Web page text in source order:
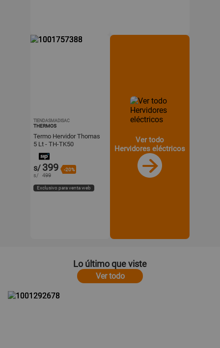
TIENDASMADISAC
THERMOS
Termo Hervidor Thomas
5 Lt - TH-TK50
s/ 399 -20%
s/ 499
Exclusivo para venta web
Ver todo
Hervidores eléctricos
Lo último que viste
Ver todo